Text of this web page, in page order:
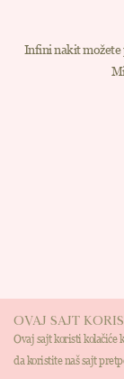
Infini nakit možete
OVAJ SAJT
Ovaj sajt koristi kolačiće
da koristite naš sajt